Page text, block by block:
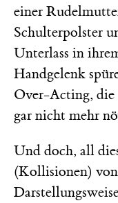
einer
Schulterpolster
Unterlass in
Handgelenk
Over-Acting,
gar nicht mehr
Und doch, all
(Kollisionen)